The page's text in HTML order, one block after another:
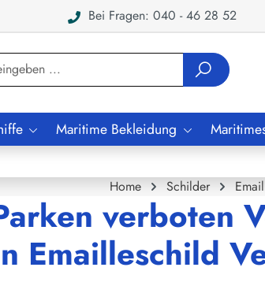
Bei Fragen: 040 - 46 28 52
Maritime Bekleidung
Home Schilder
verboten
Emailleschild